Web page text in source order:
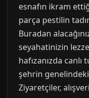
esnafın ikram
parça pestilin
Buradan
seyahatinizin
hafızanızda canlı
şehrin genelindeki
Ziyaretçiler,